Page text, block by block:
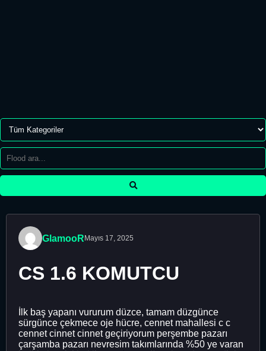
GlamooR Mayıs 17, 2025
CS 1.6 KOMUTCU
İlk baş yapanı vururum düzce, tamam düzgünce
sürgünce çekmece oje hücre, cennet mahallesi c c
cennet cinnet cinnet geçiriyorum perşembe pazarı
çarşamba pazarı nevresim takımlarında %50 ye varan